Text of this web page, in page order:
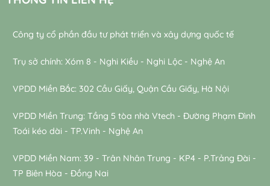
Công ty cổ phần đầu tư phát triển và xây dựng quốc tế
Trụ sở chính: Xóm 8 - Nghi Kiều - Nghi Lộc - Nghệ An
VPDD Miền Bắc: 302 Cầu Giấy, Quận Cầu Giấy, Hà Nội
VPDD Miền Trung: Tầng 5 tòa nhà Vtech - Đường Phạm Đình
Toái kéo dài - TP.Vinh - Nghệ An
VPDD Miền Nam: 39 - Trân Nhân Trung - KP4 - P.Trảng Đài -
TP Biên Hòa - Đồng Nai